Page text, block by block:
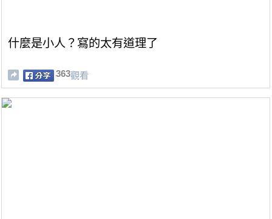
什麼是小人？寫的太有道理了
363觀看